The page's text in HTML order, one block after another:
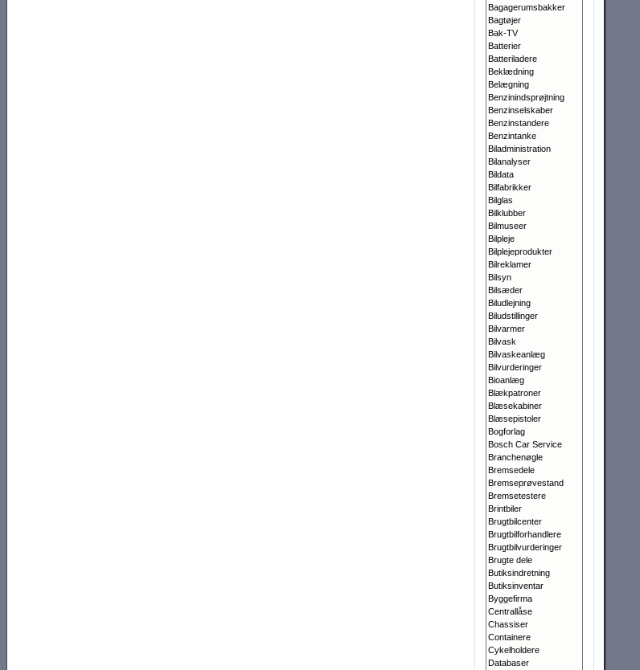
Bagagerumsbakker
Bagtøjer
Bak-TV
Batterier
Batteriladere
Beklædning
Belægning
Benzinindsprøjtning
Benzinselskaber
Benzinstandere
Benzintanke
Biladministration
Bilanalyser
Bildata
Bilfabrikker
Bilglas
Bilklubber
Bilmuseer
Bilpleje
Bilplejeprodukter
Bilreklamer
Bilsyn
Bilsæder
Biludlejning
Biludstillinger
Bilvarmer
Bilvask
Bilvaskeanlæg
Bilvurderinger
Bioanlæg
Blækpatroner
Blæsekabiner
Blæsepistoler
Bogforlag
Bosch Car Service
Branchenøgle
Bremsedele
Bremseprøvestand
Bremsetestere
Brintbiler
Brugtbilcenter
Brugtbilforhandlere
Brugtbilvurderinger
Brugte dele
Butiksindretning
Butiksinventar
Byggefirma
Centrallåse
Chassiser
Containere
Cykelholdere
Databaser